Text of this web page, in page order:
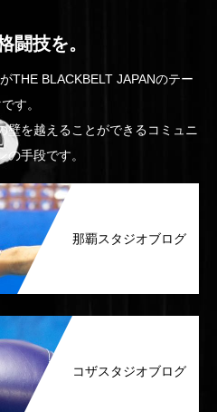
闘技を。
THE BLACKBELT JAPANのテー
す。
壁を越えることができるコミュニ
の手段です。
那覇スタジオブログ
コザスタジオブログ